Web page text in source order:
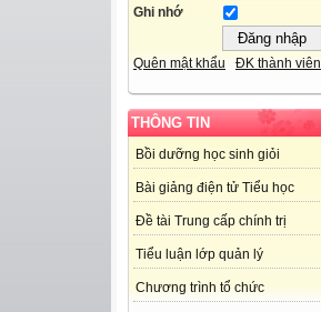
Ghi nhớ
Quên mật khẩu ĐK thành viên
THÔNG TIN
Bồi dưỡng học sinh giỏi
Bài giảng điện tử Tiểu học
Đề tài Trung cấp chính trị
Tiểu luận lớp quản lý
Chương trình tổ chức